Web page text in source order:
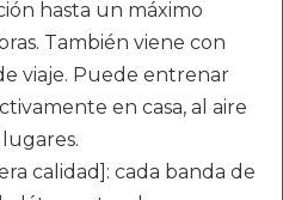
hasta un máximo
También viene con
viaje. Puede entrenar
en casa, al aire
calidad]: cada banda de